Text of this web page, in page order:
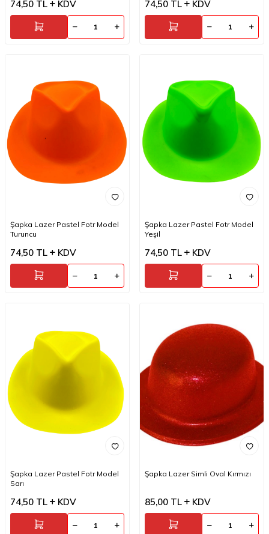
74,50 TL KDV 74,50 TL KDV
Şapka Lazer Pastel Fotr Model
Turuncu
74,50 TL KDV
Şapka Lazer Pastel Fotr Model
Yeşil
74,50 TL KDV
Şapka Lazer Pastel Fotr Model
Sarı
74,50 TL KDV
Şapka Lazer Simli Oval Kırmızı
85,00 TL KDV